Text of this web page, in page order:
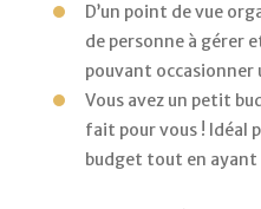
D’un point de vue
de personne à gérer
pouvant occasionner
Vous avez un petit
fait pour vous ! Idéal
budget tout en ayant